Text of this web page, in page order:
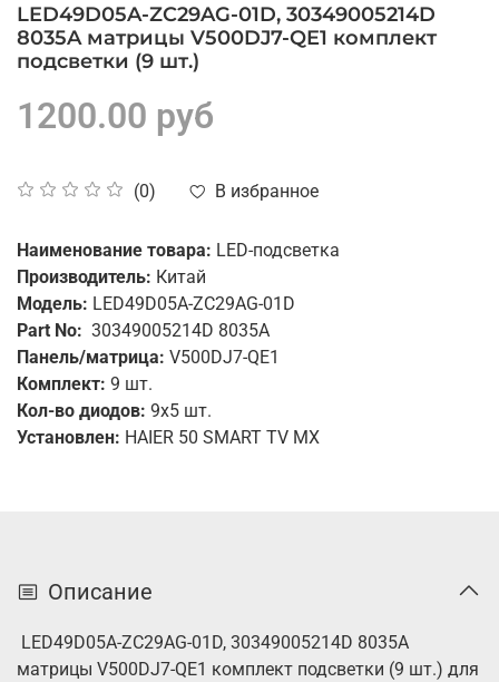
LED49D05A-ZC29AG-01D, 30349005214D
8035A матрицы V500DJ7-QE1 комплект
подсветки (9 шт.)
(0) В избранное
1200.00 руб
Наименование товара: LED-подсветка
Производитель: Китай
Модель: LED49D05A-ZC29AG-01D
Part No: 30349005214D 8035A
Панель/матрица: V500DJ7-QE1
Комплект: 9 шт.
Кол-во диодов: 9х5 шт.
Установлен: HAIER 50 SMART TV MX
Описание
LED49D05A-ZC29AG-01D, 30349005214D 8035A
матрицы V500DJ7-QE1 комплект подсветки (9 шт.) для